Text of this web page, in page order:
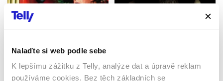
Nalaďte si web podle sebe
K lepšímu zážitku z Telly, analýze dat a úpravě reklam
používáme cookies. Bez těch základních se
12 podmienok dedičstva